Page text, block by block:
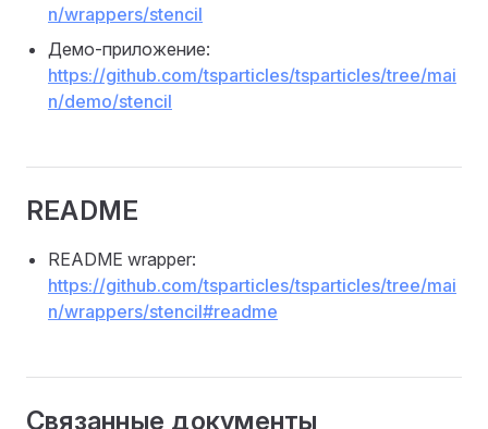
n/wrappers/stencil
Демо-приложение:
https://github.com/tsparticles/tsparticles/tree/mai
n/demo/stencil
README
README wrapper:
https://github.com/tsparticles/tsparticles/tree/mai
n/wrappers/stencil#readme
Связанные документы